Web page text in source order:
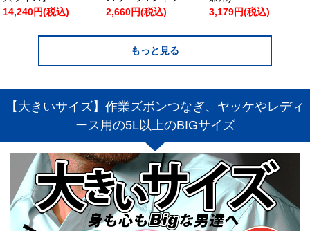
14,240円(税込)
2,660円(税込)
3,179円(税込)
もっと見る
【大きいサイズ】作業ズボンつなぎ、ヤッケやレディ
ース用の5L以上のBIGサイズ